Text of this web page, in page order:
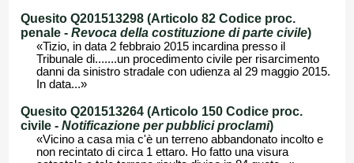
Quesito Q201513298 (Articolo 82 Codice proc.
penale - Revoca della costituzione di parte civile)
«Tizio, in data 2 febbraio 2015 incardina presso il
Tribunale di.......un procedimento civile per risarcimento
danni da sinistro stradale con udienza al 29 maggio 2015.
In data...»
Quesito Q201513264 (Articolo 150 Codice proc.
civile - Notificazione per pubblici proclami)
«Vicino a casa mia c'è un terreno abbandonato incolto e
non recintato di circa 1 ettaro. Ho fatto una visura